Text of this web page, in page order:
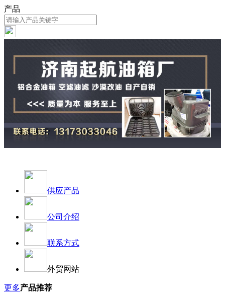
产品
供应产品
公司介绍
联系方式
外贸网站
更多产品推荐